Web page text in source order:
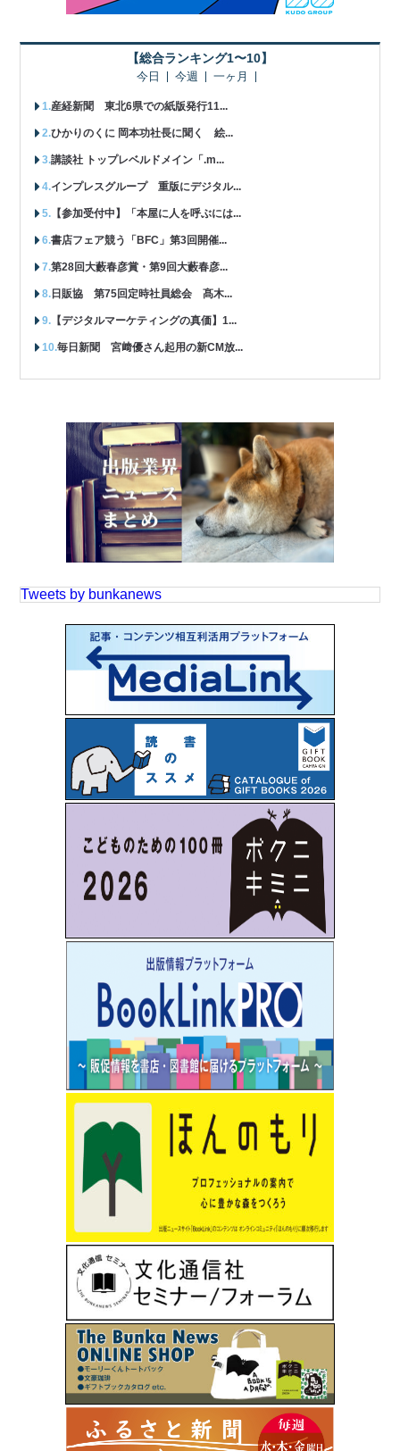
【総合ランキング1〜10】
今日 今週 一ヶ月
産経新聞 東北6県での紙版発行11...
ひかりのくに 岡本功社長に聞く 絵...
講談社 トップレベルドメイン「.m...
インプレスグループ 重版にデジタル...
【参加受付中】「本屋に人を呼ぶには...
書店フェア競う「BFC」第3回開催...
第28回大藪春彦賞・第9回大藪春彦...
日販協 第75回定時社員総会 髙木...
【デジタルマーケティングの真価】1...
毎日新聞 宮﨑優さん起用の新CM放...
Tweets by bunkanews